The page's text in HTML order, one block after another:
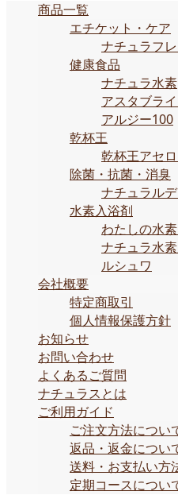
商品一覧
エチケット・ケア
ナチュラフ
健康食品
ナチュラ水素
アスタブライ
アルジー100
乾杯王
乾杯王アセ
除菌・抗菌・消臭
ナチュラル
水素入浴剤
わたしの水
ナチュラ水
ルシュワ
会社概要
特定商取引
個人情報保護方針
お知らせ
お問い合わせ
よくあるご質問
ナチュラスとは
ご利用ガイド
ご注文方法につい
返品・返金につい
送料・お支払い方
定期コースについ